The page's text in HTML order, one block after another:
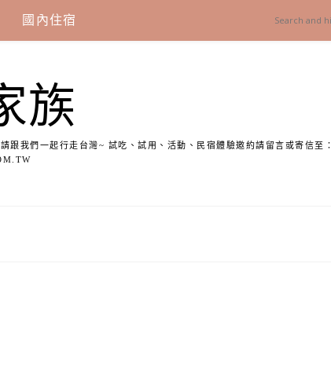
國內住宿
族
我們一起行走台灣~ 試吃、試用、活動、民宿體驗邀約請留言或寄信至：